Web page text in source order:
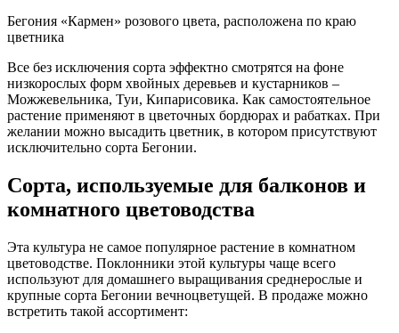
Бегония «Кармен» розового цвета, расположена по краю
цветника
Все без исключения сорта эффектно смотрятся на фоне
низкорослых форм хвойных деревьев и кустарников –
Можжевельника, Туи, Кипарисовика. Как самостоятельное
растение применяют в цветочных бордюрах и рабатках. При
желании можно высадить цветник, в котором присутствуют
исключительно сорта Бегонии.
Сорта, используемые для балконов и
комнатного цветоводства
Эта культура не самое популярное растение в комнатном
цветоводстве. Поклонники этой культуры чаще всего
используют для домашнего выращивания среднерослые и
крупные сорта Бегонии вечноцветущей. В продаже можно
встретить такой ассортимент: